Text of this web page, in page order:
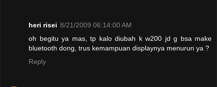
heri risei 8/21/2009 06:14:00 AM
oh begitu ya mas, tp kalo diubah k w200 jd g bsa make
bluetooth dong, trus kemampuan displaynya menurun ya ?
Reply